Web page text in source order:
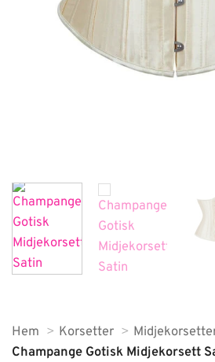
Hem Korsetter
Champange Gotisk Midjekorsett